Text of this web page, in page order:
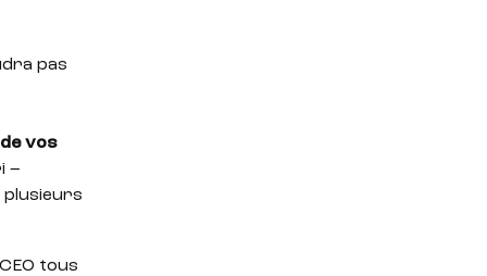
pas
vos
–
plusieurs
tous